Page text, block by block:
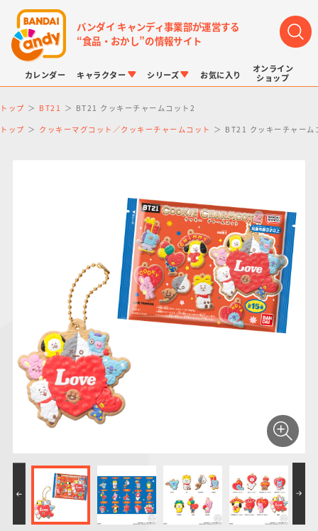
バンダイ キャンディ事業部が運営する
“食品・おかし”の情報サイト
カレンダー キャラクター
仮面ライダーシリー
ズ
PROJECT R.E.D.・
スーパー戦隊シリー
ズ
アンパンマン
ーズ
シリーズ
キャラパキ
つりグミ
ポケモンスケールワ
お気に入り
オンライン
ショップ
トップ BT21 BT21 クッキーチャームコット2
トップ クッキーマグコット／クッキーチャームコット BT21 クッキーチャーム